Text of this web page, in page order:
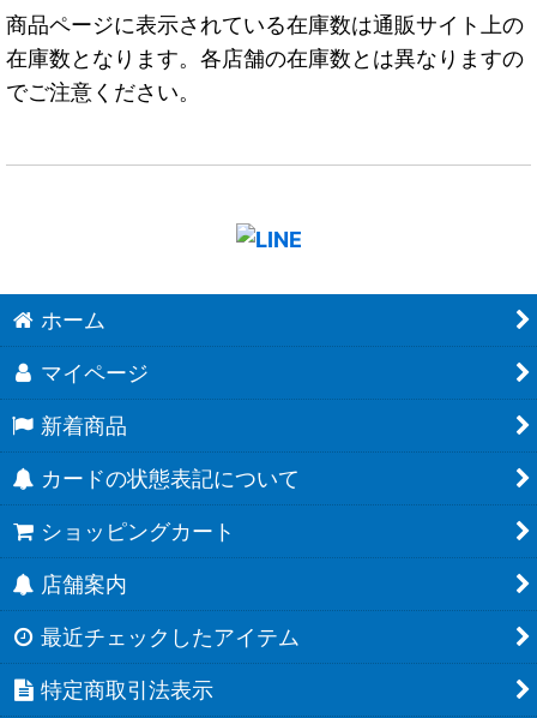
商品ページに表示されている在庫数は通販サイト上の
在庫数となります。各店舗の在庫数とは異なりますの
でご注意ください。
ホーム
マイページ
新着商品
カードの状態表記について
ショッピングカート
店舗案内
最近チェックしたアイテム
特定商取引法表示